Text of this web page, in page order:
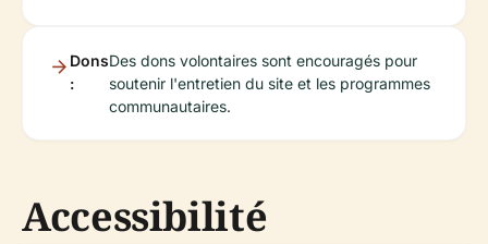
Dons
:
Des dons volontaires sont encouragés pour
soutenir l'entretien du site et les programmes
communautaires.
Accessibilité